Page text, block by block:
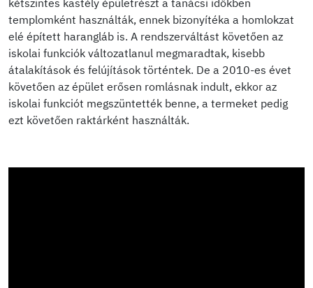
kétszintes kastély épületrészt a tanácsi időkben
templomként használták, ennek bizonyítéka a homlokzat
elé épített harangláb is. A rendszerváltást követően az
iskolai funkciók változatlanul megmaradtak, kisebb
átalakítások és felújítások történtek. De a 2010-es évet
követően az épület erősen romlásnak indult, ekkor az
iskolai funkciót megszüntették benne, a termeket pedig
ezt követően raktárként használták.